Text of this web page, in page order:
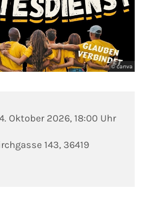
© canva
Oktober 2026, 18:00 Uhr
143, 36419